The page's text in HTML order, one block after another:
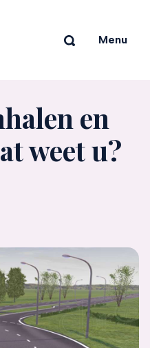
Menu
en
weet u?